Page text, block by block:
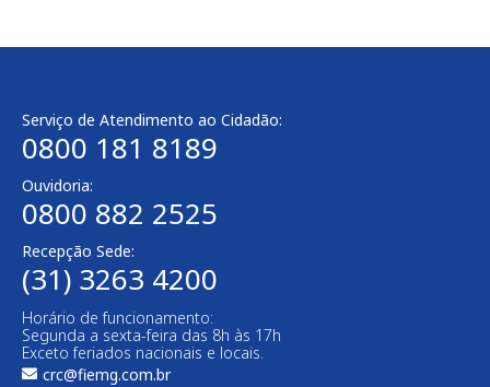
Serviço de Atendimento ao Cidadão:
0800 181 8189
Ouvidoria:
0800 882 2525
Recepção Sede:
(31) 3263 4200
Horário de funcionamento:
Segunda a sexta-feira das 8h às 17h
Exceto feriados nacionais e locais.
crc@fiemg.com.br